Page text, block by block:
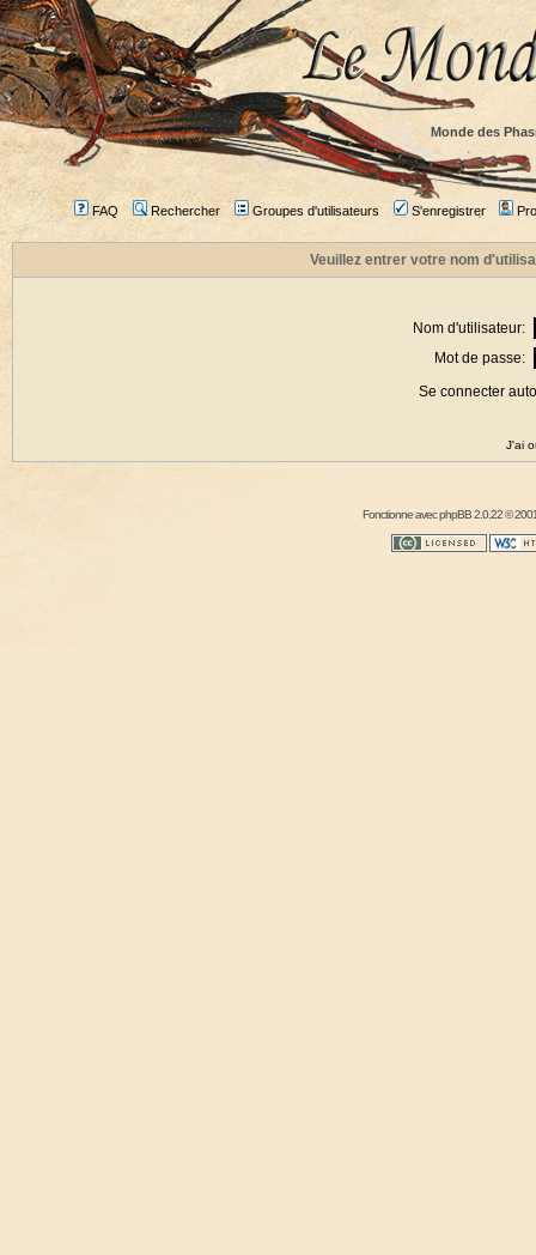
Monde des
FAQ Rechercher Groupes d'utilisateurs S'enregistrer
Veuillez entrer votre nom
Nom d'utilisateur:
Mot de passe:
Se connecter
J'ai
Fonctionne avecphpBB2.0.22 ©